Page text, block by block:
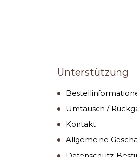
Unterstützung
Umtausch /
Kontakt
Allgemeine